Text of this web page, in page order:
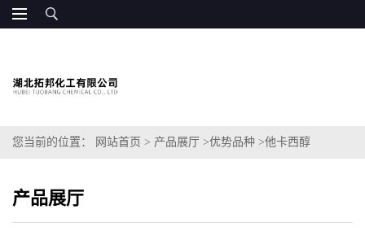
您当前的位置： 网站首页 > 产品展厅 >优势品种 >他卡西醇
产品展厅